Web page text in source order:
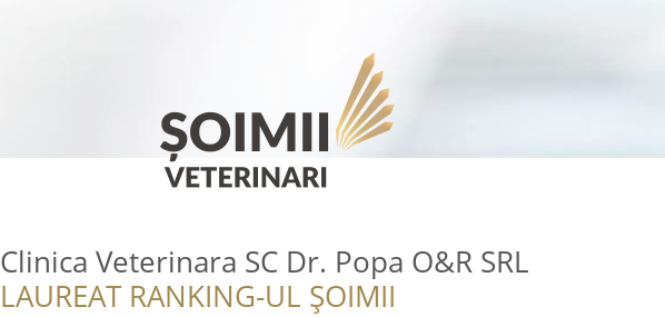
Clinica Veterinara SC Dr. Popa O&R SRL
LAUREAT RANKING-UL ȘOIMII